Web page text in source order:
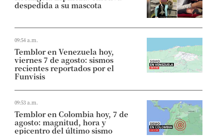
despedida a su mascota
09:54 a.m.
Temblor en Venezuela hoy,
viernes 7 de agosto: sismos
recientes reportados por el
Funvisis
09:53 a.m.
Temblor en Colombia hoy, 7 de
agosto: magnitud, hora y
epicentro del último sismo